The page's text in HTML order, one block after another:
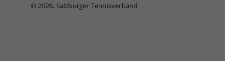
©2026, Salzburger Tennisverband